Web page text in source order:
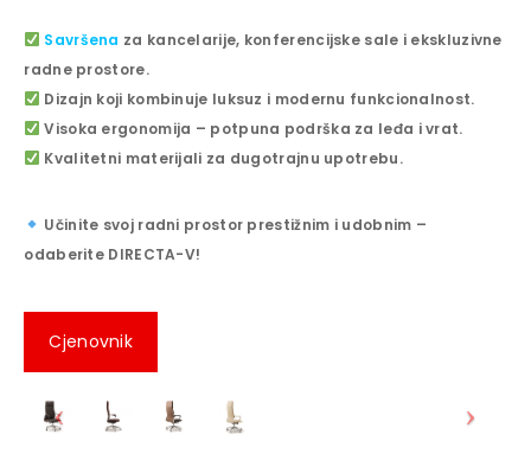
Savršena za kancelarije, konferencijske sale i ekskluzivne
radne prostore.
Dizajn koji kombinuje luksuz i modernu funkcionalnost.
Visoka ergonomija – potpuna podrška za leđa i vrat.
Kvalitetni materijali za dugotrajnu upotrebu.
Učinite svoj radni prostor prestižnim i udobnim –
odaberite DIRECTA-V!
Cjenovnik